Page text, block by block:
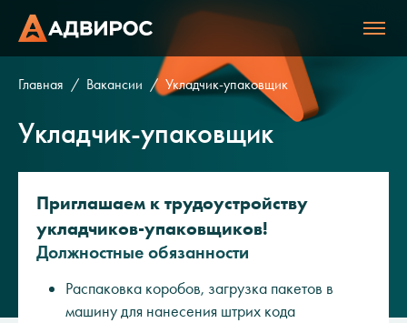
Главная Вакансии Укладчик-упаковщик
Укладчик-упаковщик
Приглашаем к трудоустройству
укладчиков-упаковщиков!
Должностные обязанности
Распаковка коробов, загрузка пакетов в
машину для нанесения штрих кода